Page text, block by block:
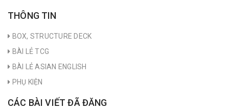
THÔNG TIN
BOX, STRUCTURE DECK
BÀI LẺ TCG
BÀI LẺ ASIAN ENGLISH
PHỤ KIỆN
CÁC BÀI VIẾT ĐÃ ĐĂNG